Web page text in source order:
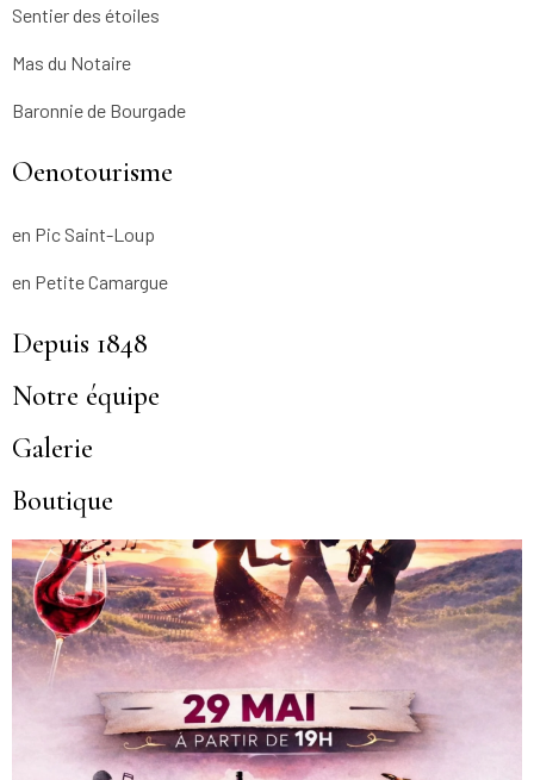
Sentier des étoiles
Mas du Notaire
Baronnie de Bourgade
Oenotourisme
en Pic Saint-Loup
en Petite Camargue
Depuis 1848
Notre équipe
Galerie
Boutique